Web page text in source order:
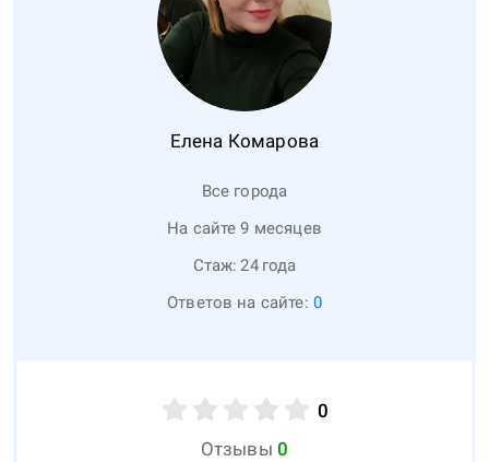
Елена Комарова
Все города
На сайте 9 месяцев
Стаж: 24 года
Ответов на сайте: 0
0
Отзывы 0